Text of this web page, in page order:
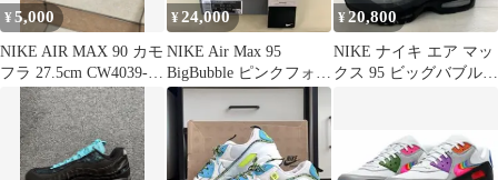
¥5,000
NIKE AIR MAX 90 カモ
フラ 27.5cm CW4039-
300
¥24,000
NIKE Air Max 95
BigBubble ピンクフォー
ム ウィメンズ
¥20,800
NIKE ナイキ エア マッ
クス 95 ビッグバブル